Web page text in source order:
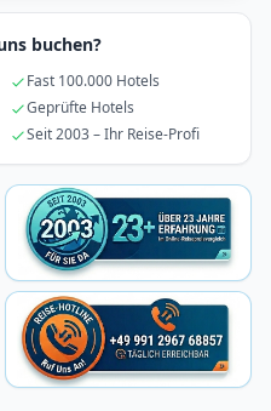
buchen?
Fast 100.000 Hotels
Geprüfte Hotels
Seit 2003 – Ihr Reise-Profi